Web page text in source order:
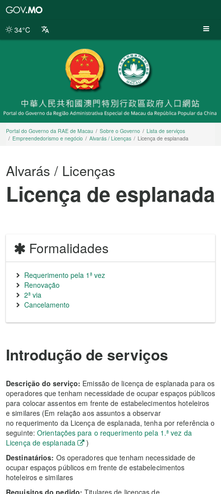
da
34°C
Portal do Governo da RAE de Macau Sobre o Governo
Lista de serviços
Empreendedorismo e negócio
Alvarás / Licenças Licença de esplanada
Alvarás / Licenças
Licença de esplanada
Formalidades
Requerimento pela 1ª vez
Renovação
2ª via
Cancelamento
Introdução de serviços
Descrição do serviço: Emissão de licença de esplanada para os
operadores que tenham necessidade de ocupar espaços públicos
para colocar assentos em frente de estabelecimentos hoteleiros
e similares (Em relação aos assuntos a observar
no requerimento da Licença de esplanada, tenha por referência o
seguinte: Orientações para o requerimento pela 1.ª vez da
Licença de esplanada
)
Destinatários: Os operadores que tenham necessidade de
ocupar espaços públicos em frente de estabelecimentos
hoteleiros e similares
Requisitos do pedido: Titulares de licenças de